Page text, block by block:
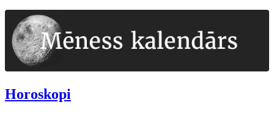
Horoskopi